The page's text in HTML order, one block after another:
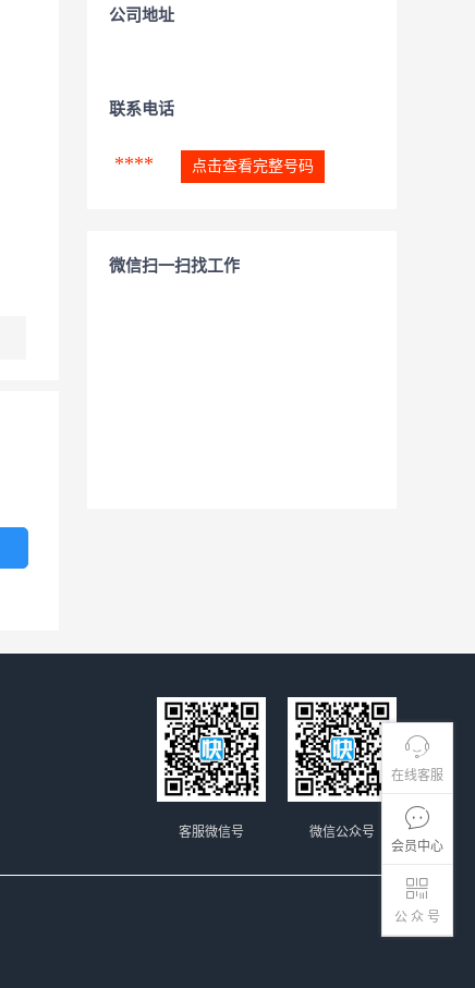
在线客服
会员中心
公 众 号
公司地址
联系电话
**** 点击查看完整号码
微信扫一扫找工作
微信公众号
客服微信号